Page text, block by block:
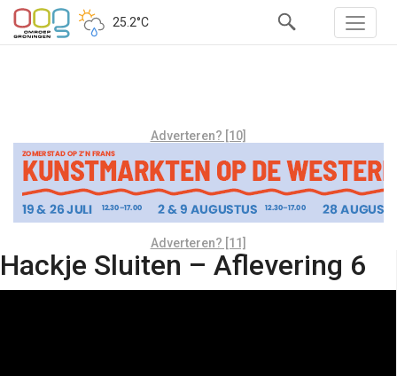
25.2°C
Adverteren? [10]
Adverteren? [11]
Hackje Sluiten – Aflevering 6